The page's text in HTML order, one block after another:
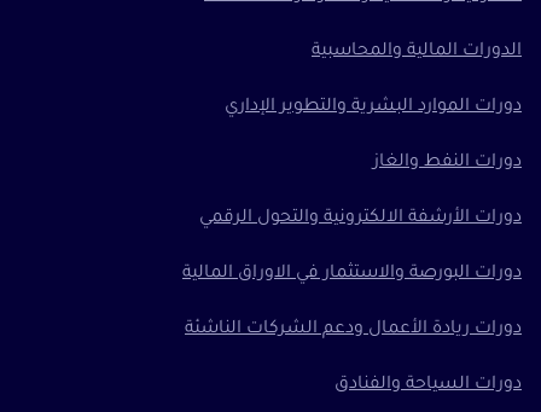
الدورات المالية والمحاسبية
دورات الموارد البشرية والتطوير الإداري
دورات النفط والغاز
دورات الأرشفة الالكترونية والتحول الرقمي
دورات البورصة والاستثمار في الاوراق المالية
دورات ريادة الأعمال ودعم الشركات الناشئة
دورات السياحة والفنادق